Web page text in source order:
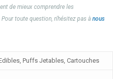
de mieux comprendre les
toute question, n'hésitez pas à nous
Puffs Jetables, Cartouches